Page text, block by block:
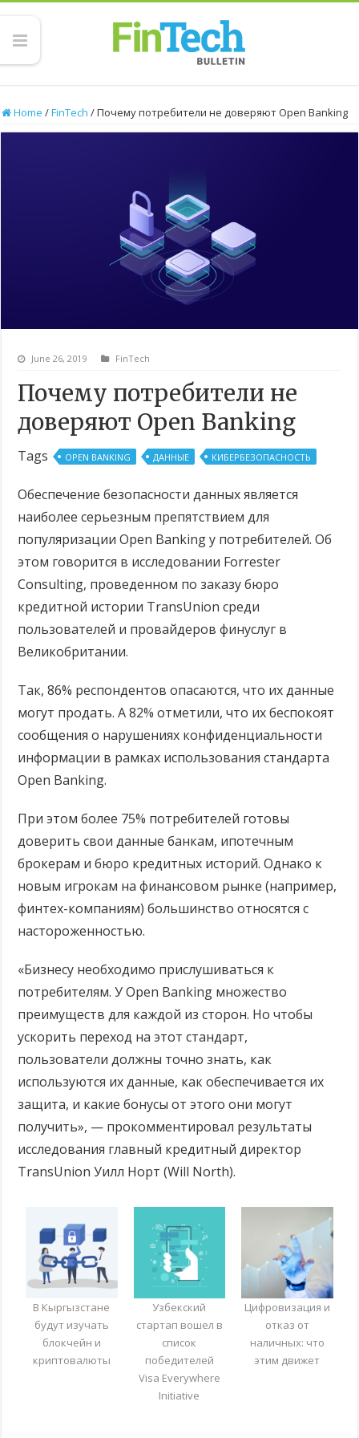
Home /FinTech /Почему потребители не доверяют Open Banking
June 26, 2019 FinTech
Почему потребители не
доверяют Open Banking
Tags OPEN BANKING ДАННЫЕ КИБЕРБЕЗОПАСНОСТЬ
Обеспечение безопасности данных является
наиболее серьезным препятствием для
популяризации Open Banking у потребителей. Об
этом говорится в исследовании Forrester
Consulting, проведенном по заказу бюро
кредитной истории TransUnion среди
пользователей и провайдеров финуслуг в
Великобритании.
Так, 86% респондентов опасаются, что их данные
могут продать. А 82% отметили, что их беспокоят
сообщения о нарушениях конфиденциальности
информации в рамках использования стандарта
Open Banking.
При этом более 75% потребителей готовы
доверить свои данные банкам, ипотечным
брокерам и бюро кредитных историй. Однако к
новым игрокам на финансовом рынке (например,
финтех-компаниям) большинство относятся с
настороженностью.
«Бизнесу необходимо прислушиваться к
потребителям. У Open Banking множество
преимуществ для каждой из сторон. Но чтобы
ускорить переход на этот стандарт,
пользователи должны точно знать, как
используются их данные, как обеспечивается их
защита, и какие бонусы от этого они могут
получить», — прокомментировал результаты
исследования главный кредитный директор
TransUnion Уилл Норт (Will North).
В Кыргызстане
будут изучать
блокчейн и
криптовалюты
Узбекский
стартап вошел в
список
победителей
Visa Everywhere
Initiative
Цифровизация и
отказ от
наличных: что
этим движет